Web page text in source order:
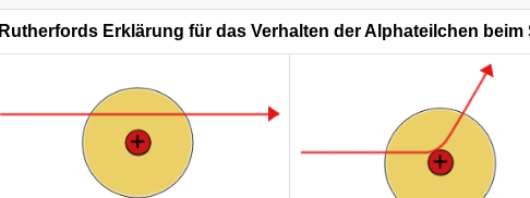
Rutherfords Erklärung für das Verhalten der Alphateilchen